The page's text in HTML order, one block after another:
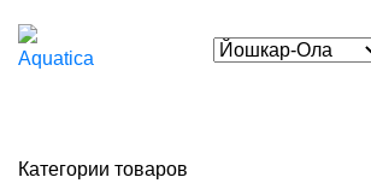
Категории товаров